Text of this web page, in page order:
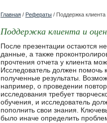
Главная / Рефераты / Поддержка
Поддержка клиента и
После презентации остаются
данные, а также
прочтения отчета у клиента
Исследователь должен помочь
полученные результаты.
например, о проведении
исследования требует
обучения, и исследователь
пополнить свои знания.
было иначе определить